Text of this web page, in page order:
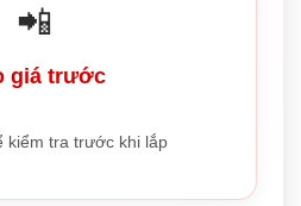
📲
giá trước
kiểm tra trước khi lắp